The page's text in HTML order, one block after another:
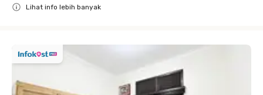
Lihat info lebih banyak